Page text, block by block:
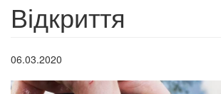
Відкриття
06.03.2020